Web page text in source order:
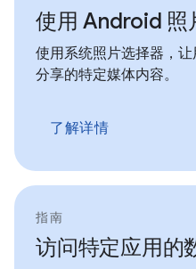
使用 Android 照
使用系统照片选择器，
分享的特定媒体内容。
了解详情
指南
访问特定应用的